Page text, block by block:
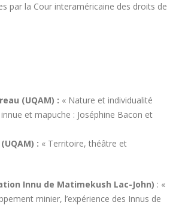
par la Cour interaméricaine des droits de
(UQAM) : « Nature et individualité
et mapuche : Joséphine Bacon et
: « Territoire, théâtre et
Innu de Matimekush Lac-John) : «
minier, l’expérience des Innus de